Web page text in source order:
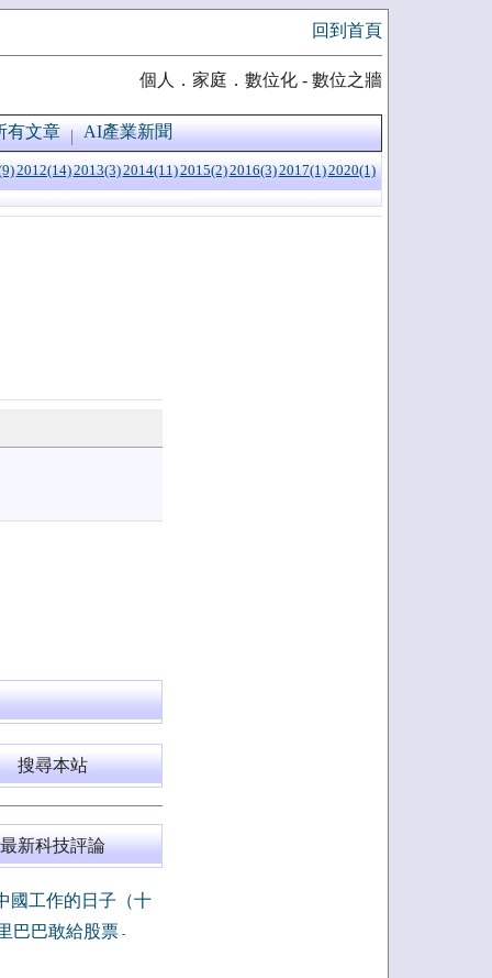
回到首頁
個人．家庭．數位化 - 數位之牆
有文章 AI產業新聞
2012(14)2013(3)2014(11)2015(2)2016(3)2017(1)2020(1)
搜尋本站
最新科技評論
國工作的日子（十
巴巴敢給股票-